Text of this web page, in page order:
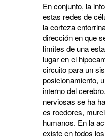
En conjunto, la
estas redes de
la corteza
dirección en que
límites de una
lugar en el
circuito para un
posicionamiento,
interno del
nerviosas se ha
es roedores,
humanos. En la
existe en todos